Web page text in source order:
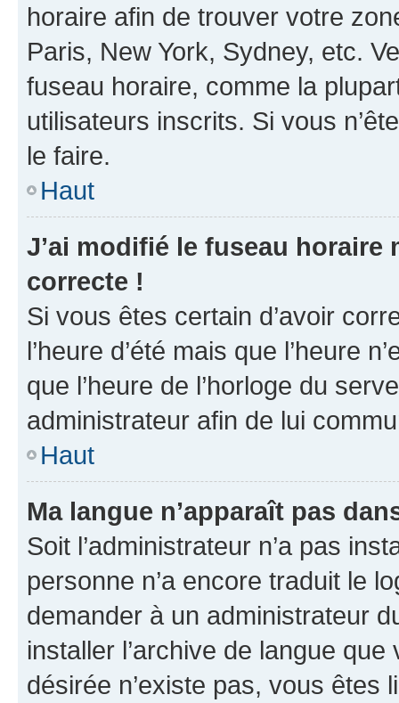
horaire afin de trouver votre
Paris, New York, Sydney, etc.
fuseau horaire, comme la
utilisateurs inscrits. Si vous
le faire.
Haut
J’ai modifié le fuseau horaire
correcte !
Si vous êtes certain d’avoir
l’heure d’été mais que l’heure
que l’heure de l’horloge du
administrateur afin de lui
Haut
Ma langue n’apparaît pas
Soit l’administrateur n’a pas
personne n’a encore traduit le
demander à un administrateur
installer l’archive de langue
désirée n’existe pas, vous êtes